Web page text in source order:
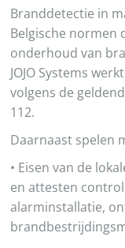
Branddetectie in
Belgische normen
onderhoud van
JOJO Systems
volgens de
112.
Daarnaast spelen
• Eisen van de
en attesten
alarminstallatie,